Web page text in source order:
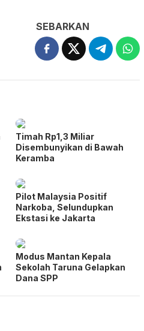
SEBARKAN
Timah Rp1,3 Miliar
Disembunyikan di Bawah
Keramba
Pilot Malaysia Positif
Narkoba, Selundupkan
Ekstasi ke Jakarta
Modus Mantan Kepala
Sekolah Taruna Gelapkan
Dana SPP